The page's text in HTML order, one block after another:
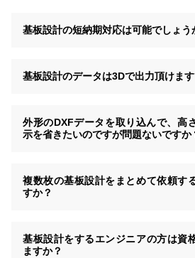
基板設計の短納期対応は可能でしょう
基板設計のデータは3Dで出力頂けま
外形のDXFデータを取り込んで、高
示を省きたいのですが問題ないですか
複数枚の基板設計をまとめて依頼す
すか？
基板設計をするエンジニアの方は資
ますか？